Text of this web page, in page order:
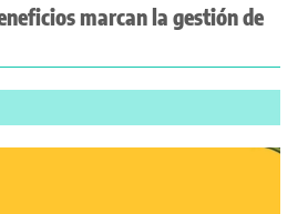
marcan la gestión de